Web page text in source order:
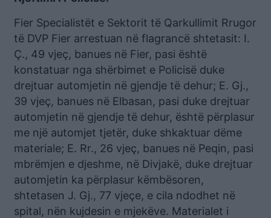
Fier Specialistët e Sektorit të Qarkullimit Rrugor
të DVP Fier arrestuan në flagrancë shtetasit: I.
Ç., 49 vjeç, banues në Fier, pasi është
konstatuar nga shërbimet e Policisë duke
drejtuar automjetin në gjendje të dehur; E. Gj.,
39 vjeç, banues në Elbasan, pasi duke drejtuar
automjetin në gjendje të dehur, është përplasur
me një automjet tjetër, duke shkaktuar dëme
materiale; E. Rr., 26 vjeç, banues në Peqin, pasi
mbrëmjen e djeshme, në Divjakë, duke drejtuar
automjetin ka përplasur këmbësoren,
shtetasen J. Gj., 77 vjeçe, e cila ndodhet në
spital, nën kujdesin e mjekëve. Materialet i